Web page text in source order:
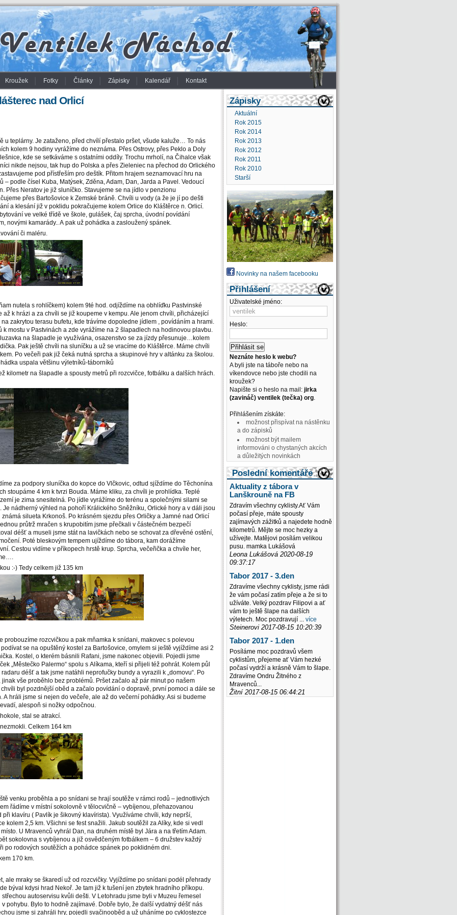
Kroužek Fotky Články Zápisky Kalendář Kontakt
Zápisky
Aktuální
Rok 2015
Rok 2014
Rok 2013
Rok 2012
Rok 2011
Rok 2010
Starší
Novinky na našem facebooku
Přihlášení
Uživatelské jméno:
Heslo:
Neznáte heslo k webu?
A byli jste na táboře nebo na
víkendovce nebo jste chodili na
kroužek?
Napište si o heslo na mail: jirka
(zavináč) ventilek (tečka) org.
Přihlášením získáte:
možnost přispívat na nástěnku
a do zápisků
možnost být mailem
informováni o chystaných akcích
a důležitých novinkách
Poslední komentáře
Aktuality z tábora v
Lanškrouně na FB
Zdravím všechny cyklisty.Ať Vám
počasí přeje, máte spousty
zajímavých zážitků a najedete hodně
kilometrů. Mějte se moc hezky a
užívejte. Matějovi posílám velikou
pusu. mamka Lukášová
Leona Lukášová 2020-08-19
09:37:17
Tabor 2017 - 3.den
Zdravíme všechny cyklisty, jsme rádi
že vám počasí zatím přeje a že si to
užíváte. Velký pozdrav Filipovi a ať
vám to ještě šlape na dalších
výletech. Moc pozdravují ... více
Steinerovi 2017-08-15 10:20:39
Tabor 2017 - 1.den
Posíláme moc pozdravů všem
cyklistům, přejeme ať Vám hezké
počasí vydrží a krásně Vám to šlape.
Zdravíme Ondru Žitného z
Mravenců...
Žitní 2017-08-15 06:44:21
nad Orlicí
u teplárny. Je zataženo, před chvílí přestalo pršet, všude kaluže… To nás
kolem 9 hodiny vyrážíme do neznáma. Přes Ostrovy, přes Peklo a Doly
kde se setkáváme s ostatními oddíly. Trochu mrholí, na Čihalce však
nikde nejsou, tak hup do Polska a přes Zieleniec na přechod do Orlického
pod přístřeším pro deštík. Přitom hrajem seznamovací hru na
– podle čísel Kuba, Matýsek, Zděna, Adam, Dan, Jarda a Pavel. Vedoucí
Přes Neratov je již sluníčko. Stavujeme se na jídlo v penzionu
přes Bartošovice k Zemské bráně. Chvíli u vody (a že je jí po dešti
a klesání již v poklidu pokračujeme kolem Orlice do Kláštěrce n. Orlicí.
ve velké třídě ve škole, gulášek, čaj sprcha, úvodní povídání
novými kamarády.. A pak už pohádka a zasloužený spánek.
či maléru.
nutela s rohlíčkem) kolem 9té hod. odjíždíme na obhlíďku Pastvinské
až k hrázi a za chvíli se již koupeme v kempu. Ale jenom chvíli, přicházející
zakrytou terasu bufetu, kde trávíme dopoledne jídlem , povídáním a hrami.
mostu v Pastvinách a zde vyrážíme na 2 šlapadlech na hodinovou plavbu.
na šlapadle je využívána, osazenstvo se za jízdy přesunuje…kolem
Pak ještě chvíli na sluníčku a už se vracíme do Kláštěrce. Máme chvíli
Po večeři pak již čeká nutná sprcha a skupinové hry v altánku za školou.
uspala většinu výletníků-táborníků
kilometr na šlapadle a spousty metrů při rozcvičce, fotbálku a dalších hrách.
za podpory sluníčka do kopce do Vlčkovic, odtud sjíždíme do Těchonína
stoupáme 4 km k tvrzi Bouda. Máme kliku, za chvíli je prohlídka. Teplé
je zima snesitelná. Po jídle vyrážíme do terénu a společnými silami se
nádherný výhled na pohoří Králického Sněžníku, Orlické hory a v dáli jsou
silueta Krkonoš. Po krásném sjezdu přes Orličky a Jamné nad Orlicí
průtrž mračen s krupobitím jsme přečkali v částečném bezpečí
déšť a museli jsme stát na lavičkách nebo se schovat za dřevěné ostění,
Poté bleskovým tempem ujíždíme do tábora, kam dorážíme
Cestou vidíme v příkopech hrstě krup. Sprcha, večeřička a chvíle her,
:-) Tedy celkem již 135 km
probouzíme rozcvičkou a pak mňamka k snídani, makovec s polevou
se na opuštěný kostel za Bartošovice, omylem si ještě vyjíždíme asi 2
Kostel, o kterém básnili Rafani, jsme nakonec objevili. Pojedli jsme
„Městečko Palermo“ spolu s Alíkama, kteří si přijeli též pohrát. Kolem půl
déšť a tak jsme natáhli neprofučky bundy a vyrazili k „domovu“. Po
vše proběhlo bez problémů. Pršet začalo až pár minut po našem
byl pozdnější oběd a začalo povídání o dopravě, první pomoci a dále se
hráli jsme si nejen do večeře, ale až do večerní pohádky. Asi si budeme
alespoň si nožky odpočnou.
stal se atrakcí.
Celkem 164 km
venku proběhla a po snídani se hrají soutěže v rámci rodů – jednotlivých
řádíme v místní sokolovně v tělocvičně – vybíjenou, přehazovanou
klavíru ( Pavlík je šikovný klavírista). Využíváme chvíli, kdy neprší,
kolem 2,5 km. Všichni se fest snažili. Jakub soutěžil za Alíky, kde si vedl
U Mravenců vyhrál Dan, na druhém místě byl Jára a na třetím Adam.
sokolovna s vybíjenou a již osvědčeným fotbálkem – 6 družstev každý
po rodových soutěžích a pohádce spánek po poklidném dni.
170 km.
ale mraky se škaredí už od rozcvičky. Vyjíždíme po snídani podél přehrady
býval kdysi hrad Nekoř. Je tam již k tušení jen zbytek hradního příkopu.
autoservisu kvůli dešti. V Letohradu jsme byli v Muzeu řemesel
pohybu. Bylo to hodně zajímavé. Dobře bylo, že další vydatný déšť nás
jsme si zahráli hry, pojedli svačinooběd a už uháníme po cyklostezce